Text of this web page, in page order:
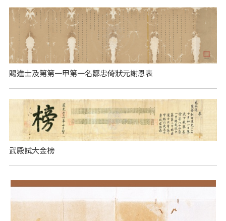
賜進士及第第一甲第一名鄒忠倚狀元謝恩表
武殿試大金榜